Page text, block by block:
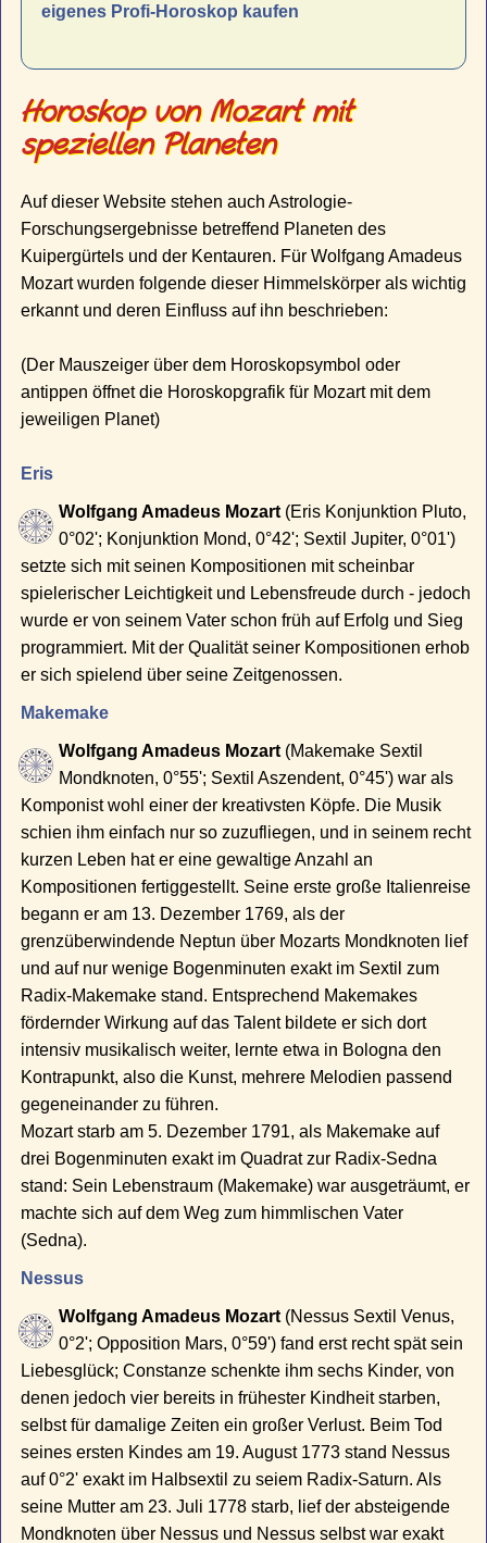
eigenes Profi-Horoskop kaufen
Horoskop von Mozart mit
speziellen Planeten
Auf dieser Website stehen auch Astrologie-
Forschungsergebnisse betreffend Planeten des
Kuipergürtels und der Kentauren. Für Wolfgang Amadeus
Mozart wurden folgende dieser Himmelskörper als wichtig
erkannt und deren Einfluss auf ihn beschrieben:
(Der Mauszeiger über dem Horoskopsymbol oder
antippen öffnet die Horoskopgrafik für Mozart mit dem
jeweiligen Planet)
Eris
Wolfgang Amadeus Mozart (Eris Konjunktion Pluto,
0°02'; Konjunktion Mond, 0°42'; Sextil Jupiter, 0°01')
setzte sich mit seinen Kompositionen mit scheinbar
spielerischer Leichtigkeit und Lebensfreude durch - jedoch
wurde er von seinem Vater schon früh auf Erfolg und Sieg
programmiert. Mit der Qualität seiner Kompositionen erhob
er sich spielend über seine Zeitgenossen.
Makemake
Wolfgang Amadeus Mozart (Makemake Sextil
Mondknoten, 0°55'; Sextil Aszendent, 0°45') war als
Komponist wohl einer der kreativsten Köpfe. Die Musik
schien ihm einfach nur so zuzufliegen, und in seinem recht
kurzen Leben hat er eine gewaltige Anzahl an
Kompositionen fertiggestellt. Seine erste große Italienreise
begann er am 13. Dezember 1769, als der
grenzüberwindende Neptun über Mozarts Mondknoten lief
und auf nur wenige Bogenminuten exakt im Sextil zum
Radix-Makemake stand. Entsprechend Makemakes
fördernder Wirkung auf das Talent bildete er sich dort
intensiv musikalisch weiter, lernte etwa in Bologna den
Kontrapunkt, also die Kunst, mehrere Melodien passend
gegeneinander zu führen.
Mozart starb am 5. Dezember 1791, als Makemake auf
drei Bogenminuten exakt im Quadrat zur Radix-Sedna
stand: Sein Lebenstraum (Makemake) war ausgeträumt, er
machte sich auf dem Weg zum himmlischen Vater
(Sedna).
Nessus
Wolfgang Amadeus Mozart (Nessus Sextil Venus,
0°2'; Opposition Mars, 0°59') fand erst recht spät sein
Liebesglück; Constanze schenkte ihm sechs Kinder, von
denen jedoch vier bereits in frühester Kindheit starben,
selbst für damalige Zeiten ein großer Verlust. Beim Tod
seines ersten Kindes am 19. August 1773 stand Nessus
auf 0°2' exakt im Halbsextil zu seiem Radix-Saturn. Als
seine Mutter am 23. Juli 1778 starb, lief der absteigende
Mondknoten über Nessus und Nessus selbst war exakt